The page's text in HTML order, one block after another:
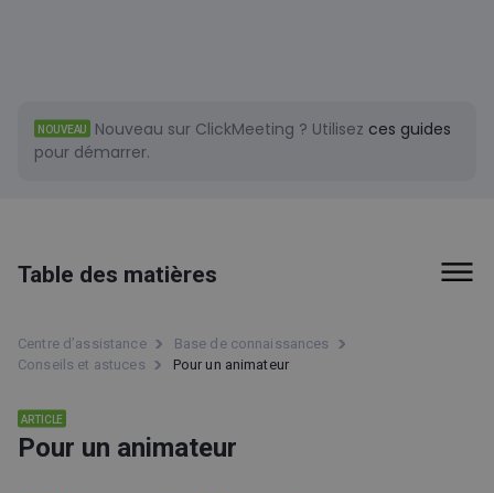
NOUVEAU Nouveau sur ClickMeeting ? Utilisez ces guides
pour démarrer.
Table des matières
Types d'événement
Conseils et astuces
Centre d’assistance
Base de connaissances
Conseils et astuces
Pour un animateur
ARTICLE
Pour un animateur